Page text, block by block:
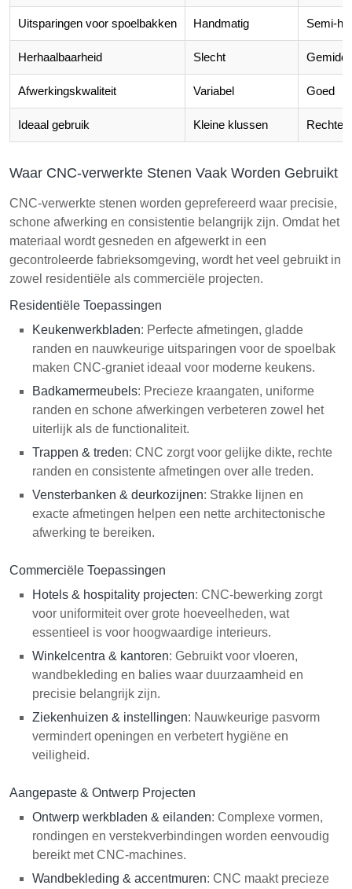
Uitsparingen voor spoelbakken Handmatig Semi-
Herhaalbaarheid Slecht
Afwerkingskwaliteit Variabel Goed
Ideaal gebruik Kleine klussen Rechte
Waar CNC-verwerkte Stenen Vaak Worden Gebruikt
CNC-verwerkte stenen worden geprefereerd waar precisie,
schone afwerking en consistentie belangrijk zijn. Omdat het
materiaal wordt gesneden en afgewerkt in een
gecontroleerde fabrieksomgeving, wordt het veel gebruikt in
zowel residentiële als commerciële projecten.
Residentiële Toepassingen
Keukenwerkbladen: Perfecte afmetingen, gladde
randen en nauwkeurige uitsparingen voor de spoelbak
maken CNC-graniet ideaal voor moderne keukens.
Badkamermeubels: Precieze kraangaten, uniforme
randen en schone afwerkingen verbeteren zowel het
uiterlijk als de functionaliteit.
Trappen & treden: CNC zorgt voor gelijke dikte, rechte
randen en consistente afmetingen over alle treden.
Vensterbanken & deurkozijnen: Strakke lijnen en
exacte afmetingen helpen een nette architectonische
afwerking te bereiken.
Commerciële Toepassingen
Hotels & hospitality projecten: CNC-bewerking zorgt
voor uniformiteit over grote hoeveelheden, wat
essentieel is voor hoogwaardige interieurs.
Winkelcentra & kantoren: Gebruikt voor vloeren,
wandbekleding en balies waar duurzaamheid en
precisie belangrijk zijn.
Ziekenhuizen & instellingen: Nauwkeurige pasvorm
vermindert openingen en verbetert hygiëne en
veiligheid.
Aangepaste & Ontwerp Projecten
Ontwerp werkbladen & eilanden: Complexe vormen,
rondingen en verstekverbindingen worden eenvoudig
bereikt met CNC-machines.
Wandbekleding & accentmuren: CNC maakt precieze